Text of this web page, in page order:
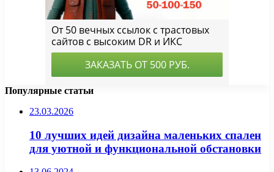
Популярные статьи
23.03.2026
10 лучших идей дизайна маленьких спален
для уютной и функциональной обстановки